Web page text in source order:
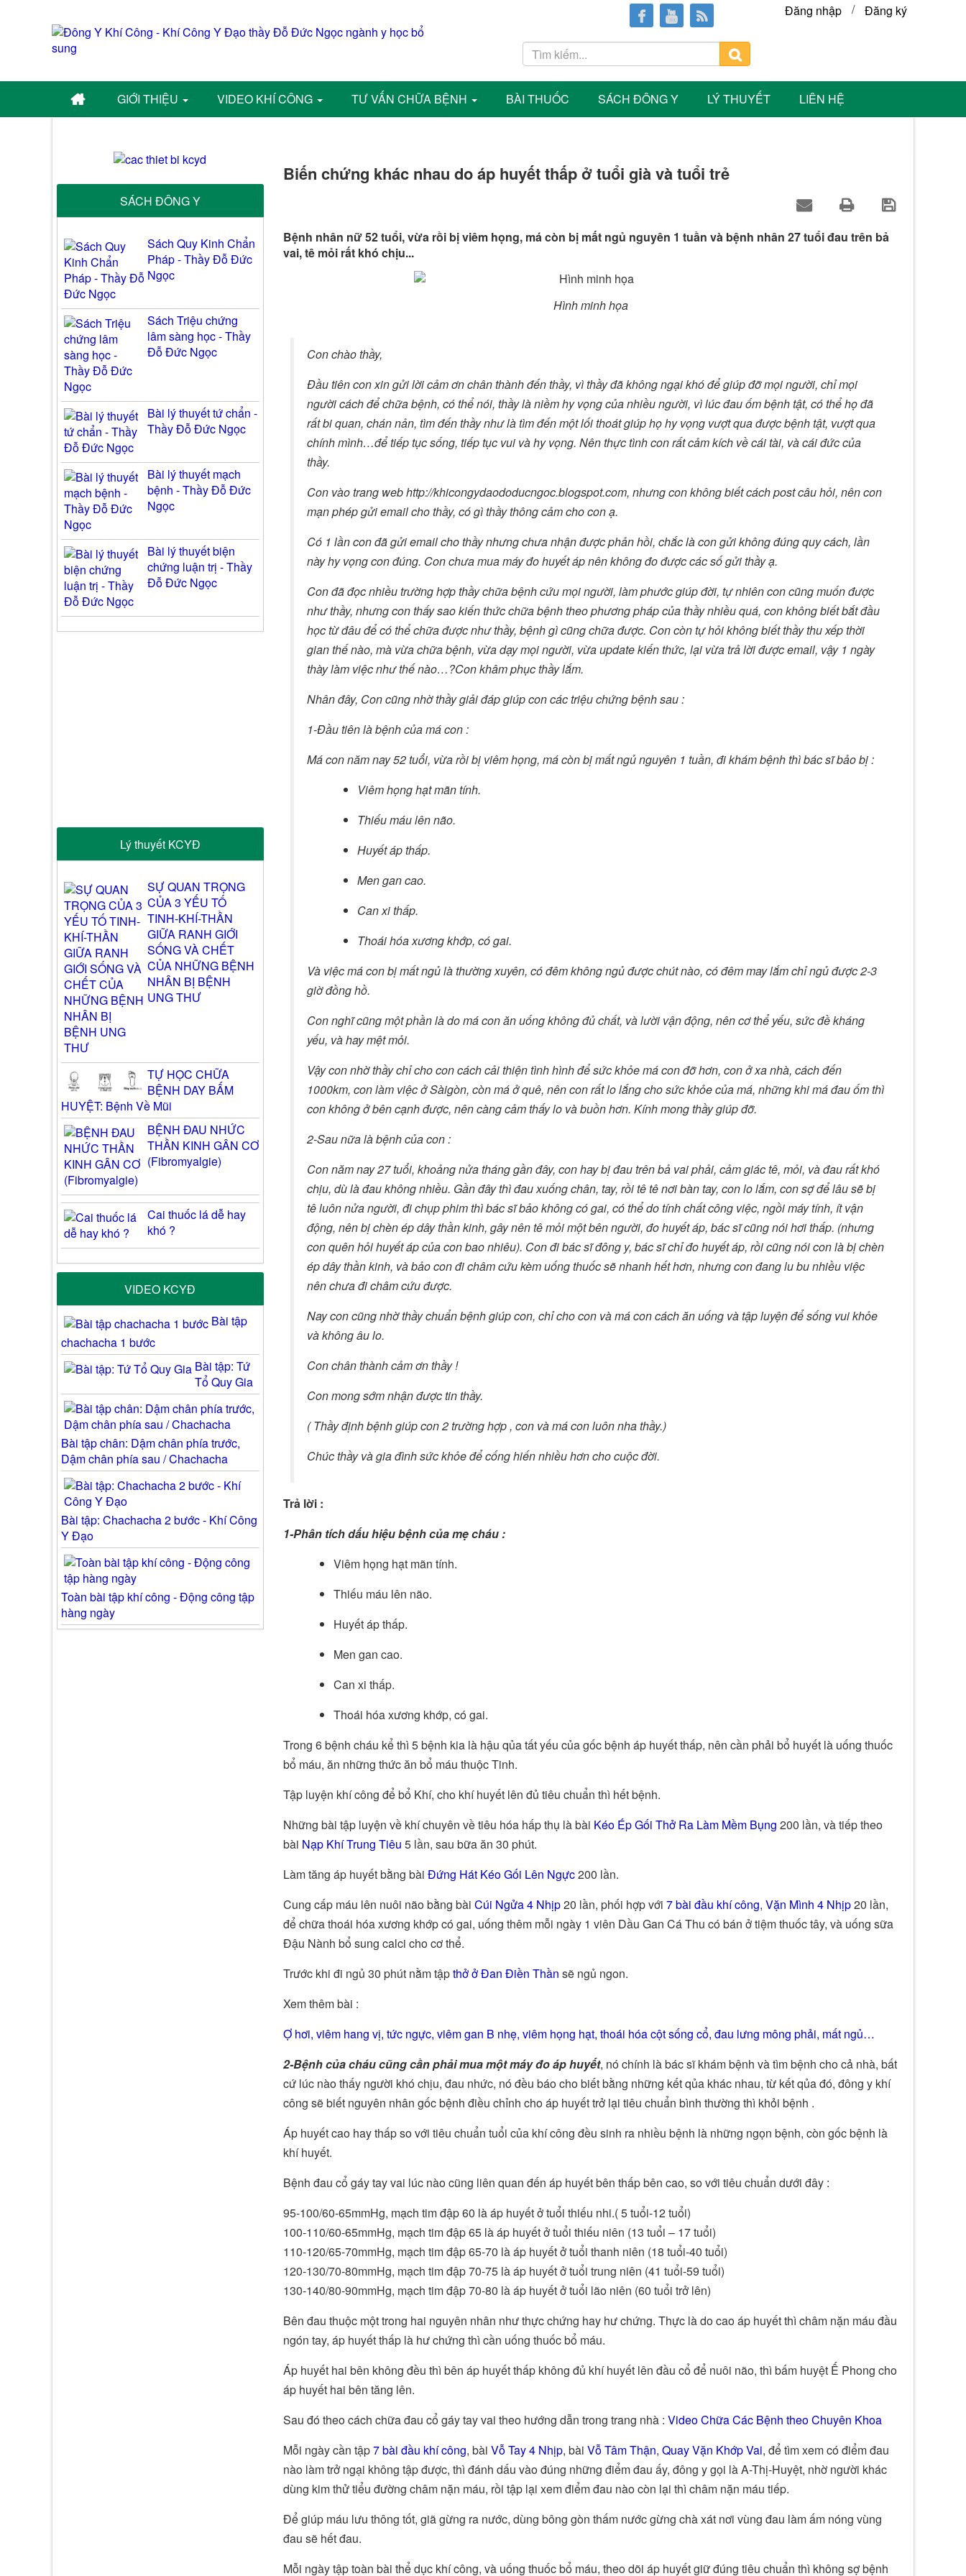
Đăng nhập / Đăng ký
GIỚI THIỆU VIDEO KHÍ CÔNG TƯ VẤN CHỮA BỆNH BÀI THUỐC SÁCH ĐÔNG Y LÝ THUYẾT LIÊN HỆ
Biến chứng khác nhau do áp huyết thấp ở tuổi già và tuổi trẻ
Bệnh nhân nữ 52 tuổi, vừa rồi bị viêm họng, má còn bị mất ngủ nguyên 1 tuần và bệnh nhân 27 tuổi đau trên bả
vai, tê mỏi rất khó chịu...
Hình minh họa
Con chào thầy,
Đầu tiên con xin gửi lời cảm ơn chân thành đến thầy, vì thầy đã không ngại khó để giúp đỡ mọi người, chỉ mọi
người cách để chữa bệnh, có thể nói, thầy là niềm hy vọng của nhiều người, vì lúc đau ốm bệnh tật, có thể họ đã
rất bi quan, chán nản, tìm đến thầy như là tìm đến một lối thoát giúp họ hy vọng vượt qua được bệnh tật, vượt qua
chính mình…để tiếp tục sống, tiếp tục vui và hy vọng. Nên thực tình con rất cảm kích về cái tài, và cái đức của
thầy.
Con vào trang web http://khicongydaododucngoc.blogspot.com, nhưng con không biết cách post câu hỏi, nên con
mạn phép gửi email cho thầy, có gì thầy thông cảm cho con ạ.
Có 1 lần con đã gửi email cho thầy nhưng chưa nhận được phản hồi, chắc là con gửi không đúng quy cách, lần
này hy vọng con đúng. Con chưa mua máy đo huyết áp nên không đo được các số gửi thầy ạ.
Con đã đọc nhiều trường hợp thầy chữa bệnh cứu mọi người, làm phước giúp đời, tự nhiên con cũng muốn được
như thầy, nhưng con thấy sao kiến thức chữa bệnh theo phương pháp của thầy nhiều quá, con không biết bắt đầu
học từ đâu để có thể chữa được như thầy, bệnh gì cũng chữa được. Con còn tự hỏi không biết thầy thu xếp thời
gian thế nào, mà vừa chữa bệnh, vừa dạy mọi người, vừa update kiến thức, lại vừa trả lời được email, vậy 1 ngày
thày làm việc như thế nào…?Con khâm phục thầy lắm.
Nhân đây, Con cũng nhờ thầy giải đáp giúp con các triệu chứng bệnh sau :
1-Đầu tiên là bệnh của má con :
Má con năm nay 52 tuổi, vừa rồi bị viêm họng, má còn bị mất ngủ nguyên 1 tuần, đi khám bệnh thì bác sĩ bảo bị :
Viêm họng hạt mãn tính.
Thiếu máu lên não.
Huyết áp thấp.
Men gan cao.
Can xi thấp.
Thoái hóa xương khớp, có gai.
Và việc má con bị mất ngủ là thường xuyên, có đêm không ngủ được chút nào, có đêm may lắm chỉ ngủ được 2-3
giờ đồng hồ.
Con nghĩ cũng một phần là do má con ăn uống không đủ chất, và lười vận động, nên cơ thể yếu, sức đề kháng
yếu, và hay mệt mỏi.
Vậy con nhờ thầy chỉ cho con cách cải thiện tình hình để sức khỏe má con đỡ hơn, con ở xa nhà, cách đến
1000km, con làm việc ở Sàigòn, còn má ở quê, nên con rất lo lắng cho sức khỏe của má, những khi má đau ốm thì
con không ở bên cạnh được, nên càng cảm thấy lo và buồn hơn. Kính mong thầy giúp đỡ.
2-Sau nữa là bệnh của con :
Con năm nay 27 tuổi, khoảng nửa tháng gần đây, con hay bị đau trên bả vai phải, cảm giác tê, mỏi, và đau rất khó
chịu, dù là đau không nhiều. Gần đây thì đau xuống chân, tay, rồi tê tê nơi bàn tay, con lo lắm, con sợ để lâu sẽ bị
tê luôn nửa người, đi chụp phim thì bác sĩ bảo không có gai, có thể do tính chất công việc, ngồi máy tính, ít vận
động, nên bị chèn ép dây thần kinh, gây nên tê mỏi một bên người, đo huyết áp, bác sĩ cũng nói hơi thấp. (nhưng
con quên hỏi huyết áp của con bao nhiêu). Con đi bác sĩ đông y, bác sĩ chỉ đo huyết áp, rồi cũng nói con là bị chèn
ép dây thần kinh, và bảo con đi châm cứu kèm uống thuốc sẽ nhanh hết hơn, nhưng con đang lu bu nhiều việc
nên chưa đi châm cứu được.
Nay con cũng nhờ thầy chuẩn bệnh giúp con, chỉ cho con và má con cách ăn uống và tập luyện để sống vui khỏe
và không âu lo.
Con chân thành cảm ơn thầy !
Con mong sớm nhận được tin thầy.
( Thầy định bệnh giúp con 2 trường hợp , con và má con luôn nha thầy.)
Chúc thầy và gia đình sức khỏe để cống hiến nhiều hơn cho cuộc đời.
Trả lời :
1-Phân tích dấu hiệu bệnh của mẹ cháu :
Viêm họng hạt mãn tính.
Thiếu máu lên não.
Huyết áp thấp.
Men gan cao.
Can xi thấp.
Thoái hóa xương khớp, có gai.
Trong 6 bệnh cháu kể thì 5 bệnh kia là hậu qủa tất yếu của gốc bệnh áp huyết thấp, nên cần phải bổ huyết là uống thuốc
bổ máu, ăn những thức ăn bổ máu thuộc Tinh.
Tập luyện khí công để bổ Khí, cho khí huyết lên đủ tiêu chuẩn thì hết bệnh.
Những bài tập luyện về khí chuyên về tiêu hóa hấp thụ là bài Kéo Ép Gối Thở Ra Làm Mềm Bụng 200 lần, và tiếp theo
bài Nạp Khí Trung Tiêu 5 lần, sau bữa ăn 30 phút.
Làm tăng áp huyết bằng bài Đứng Hát Kéo Gối Lên Ngực200 lần.
Cung cấp máu lên nuôi não bằng bài Cúi Ngửa 4 Nhịp20 lần, phối hợp với 7 bài đầu khí công, Vặn Mình 4 Nhịp20 lần,
để chữa thoái hóa xương khớp có gai, uống thêm mỗi ngày 1 viên Dầu Gan Cá Thu có bán ở tiệm thuốc tây, và uống sữa
Đậu Nành bổ sung calci cho cơ thể.
Trước khi đi ngủ 30 phút nằm tậpthở ở Đan Điền Thần sẽ ngủ ngon.
Xem thêm bài :
Ợ hơi, viêm hang vị, tức ngực, viêm gan B nhẹ, viêm họng hạt, thoái hóa cột sống cổ, đau lưng mông phải, mất ngủ…
2-Bệnh của cháu cũng cần phải mua một máy đo áp huyết, nó chính là bác sĩ khám bệnh và tìm bệnh cho cả nhà, bất
cứ lúc nào thấy người khó chịu, đau nhức, nó đều báo cho biết bằng những kết qủa khác nhau, từ kết qủa đó, đông y khí
công sẽ biết nguyên nhân gốc bệnh điều chỉnh cho áp huyết trở lại tiêu chuẩn bình thường thì khỏi bệnh .
Áp huyết cao hay thấp so với tiêu chuẩn tuổi của khí công đều sinh ra nhiều bệnh là những ngọn bệnh, còn gốc bệnh là
khí huyết.
Bệnh đau cổ gáy tay vai lúc nào cũng liên quan đến áp huyết bên thấp bên cao, so với tiêu chuẩn dưới đây :
95-100/60-65mmHg, mạch tim đập 60 là áp huyết ở tuổi thiếu nhi.( 5 tuổi-12 tuổi)
100-110/60-65mmHg, mạch tim đập 65 là áp huyết ở tuổi thiếu niên (13 tuổi – 17 tuổi)
110-120/65-70mmHg, mạch tim đập 65-70 là áp huyết ở tuổi thanh niên (18 tuổi-40 tuổi)
120-130/70-80mmHg, mạch tim đập 70-75 là áp huyết ở tuổi trung niên (41 tuổi-59 tuổi)
130-140/80-90mmHg, mạch tim đập 70-80 là áp huyết ở tuổi lão niên (60 tuổi trở lên)
Bên đau thuộc một trong hai nguyên nhân như thực chứng hay hư chứng. Thực là do cao áp huyết thì châm nặn máu đầu
ngón tay, áp huyết thấp là hư chứng thì cần uống thuốc bổ máu.
Áp huyết hai bên không đều thì bên áp huyết thấp không đủ khí huyết lên đầu cổ để nuôi não, thì bấm huyệt Ế Phong cho
áp huyết hai bên tăng lên.
Sau đó theo cách chữa đau cổ gáy tay vai theo hướng dẫn trong trang nhà : Video Chữa Các Bệnh theo Chuyên Khoa
Mỗi ngày cần tập7 bài đầu khí công, bài Vỗ Tay 4 Nhịp, bài Vỗ Tâm Thận, Quay Vặn Khớp Vai, để tìm xem có điểm đau
nào làm trở ngại không tập được, thì đánh dấu vào đúng những điểm đau ấy, đông y gọi là A-Thị-Huyệt, nhờ người khác
dùng kim thử tiểu đường châm nặn máu, rồi tập lại xem điểm đau nào còn lại thì châm nặn máu tiếp.
Để giúp máu lưu thông tốt, giã gừng ra nước, dùng bông gòn thấm nước gừng chà xát nơi vùng đau làm ấm nóng vùng
đau sẽ hết đau.
Mỗi ngày tập toàn bài thể dục khí công, và uống thuốc bổ máu, theo dõi áp huyết giữ đúng tiêu chuẩn thì không sợ bệnh
SÁCH ĐÔNG Y
Sách Quy Kinh Chẩn
Pháp - Thầy Đỗ Đức
Ngọc
Sách Triệu chứng
lâm sàng học - Thầy
Đỗ Đức Ngọc
Bài lý thuyết tứ chẩn -
Thầy Đỗ Đức Ngọc
Bài lý thuyết mạch
bệnh - Thầy Đỗ Đức
Ngọc
Bài lý thuyết biện
chứng luận trị - Thầy
Đỗ Đức Ngọc
Lý thuyết KCYĐ
SỰ QUAN TRỌNG
CỦA 3 YẾU TỐ
TINH-KHÍ-THẦN
GIỮA RANH GIỚI
SỐNG VÀ CHẾT
CỦA NHỮNG BỆNH
NHÂN BỊ BỆNH
UNG THƯ
TỰ HỌC CHỮA
BỆNH DAY BẤM
HUYỆT: Bệnh Về Mũi
BỆNH ĐAU NHỨC
THẦN KINH GÂN CƠ
(Fibromyalgie)
Cai thuốc lá dễ hay
khó ?
VIDEO KCYĐ
Bài tập
chachacha 1 bước
Bài tập: Tứ
Tổ Quy Gia
Bài tập chân: Dậm chân phía trước,
Dậm chân phía sau / Chachacha
Bài tập: Chachacha 2 bước - Khí Công
Y Đạo
Toàn bài tập khí công - Động công tập
hàng ngày